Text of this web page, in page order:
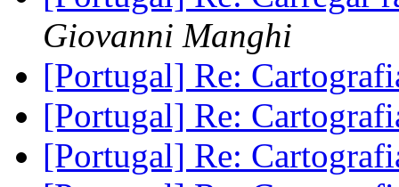
Giovanni Manghi
[Portugal] Re:
[Portugal] Re:
[Portugal] Re: